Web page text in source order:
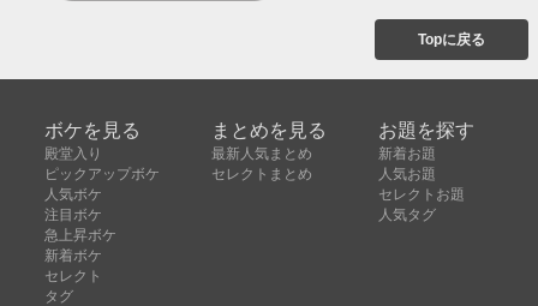
Topに戻る
ボケを見る
殿堂入り
ピックアップボケ
人気ボケ
注目ボケ
急上昇ボケ
新着ボケ
セレクト
タグ
まとめを見る
最新人気まとめ
セレクトまとめ
お題を探す
新着お題
人気お題
セレクトお題
人気タグ